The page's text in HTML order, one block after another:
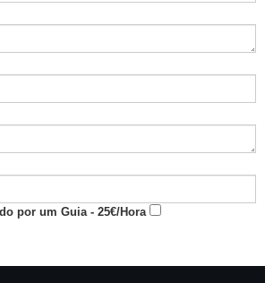
por um Guia - 25€/Hora